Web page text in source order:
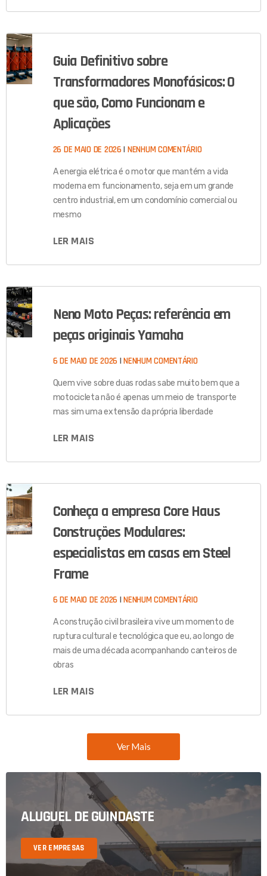
Guia Definitivo sobre
Transformadores Monofásicos: O
que são, Como Funcionam e
Aplicações
26 DE MAIO DE 2026 NENHUM COMENTÁRIO
A energia elétrica é o motor que mantém a vida
moderna em funcionamento, seja em um grande
centro industrial, em um condomínio comercial ou
mesmo
LER MAIS
Neno Moto Peças: referência em
peças originais Yamaha
6 DE MAIO DE 2026 NENHUM COMENTÁRIO
Quem vive sobre duas rodas sabe muito bem que a
motocicleta não é apenas um meio de transporte
mas sim uma extensão da própria liberdade
LER MAIS
Conheça a empresa Core Haus
Construções Modulares:
especialistas em casas em Steel
Frame
6 DE MAIO DE 2026 NENHUM COMENTÁRIO
A construção civil brasileira vive um momento de
ruptura cultural e tecnológica que eu, ao longo de
mais de uma década acompanhando canteiros de
obras
LER MAIS
Ver Mais
ALUGUEL DE GUINDASTE
VER EMPRESAS